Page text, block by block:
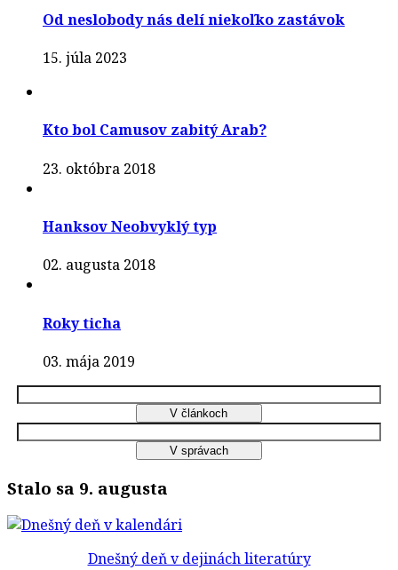
Od neslobody nás delí niekoľko zastávok
15. júla 2023
Kto bol Camusov zabitý Arab?
23. októbra 2018
Hanksov Neobvyklý typ
02. augusta 2018
Roky ticha
03. mája 2019
Stalo sa 9. augusta
Dnešný deň v dejinách literatúry